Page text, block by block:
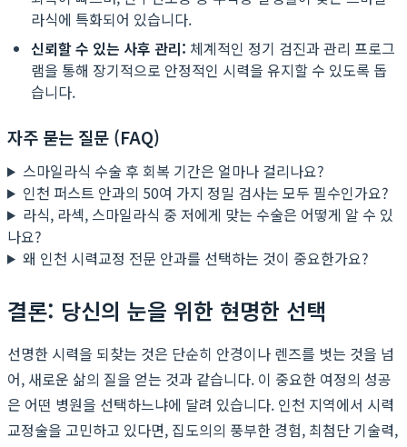
라식에 특화되어 있습니다.
신뢰할 수 있는 사후 관리: 체계적인 정기 검진과 관리 프로그
램을 통해 장기적으로 안정적인 시력을 유지할 수 있도록 돕
습니다.
자주 묻는 질문 (FAQ)
스마일라식 수술 후 회복 기간은 얼마나 걸리나요?
인천 퍼스트 안과의 50여 가지 정밀 검사는 모두 필수인가요?
라식, 라섹, 스마일라식 중 저에게 맞는 수술은 어떻게 알 수 있
나요?
왜 인천 시력교정 전문 안과를 선택하는 것이 중요한가요?
결론: 당신의 눈을 위한 현명한 선택
선명한 시력을 되찾는 것은 단순히 안경이나 렌즈를 벗는 것을 넘
어, 새로운 삶의 질을 얻는 것과 같습니다. 이 중요한 여정의 성공
은 어떤 병원을 선택하느냐에 달려 있습니다. 인천 지역에서 시력
교정술을 고민하고 있다면, 집도의의 풍부한 경험, 최첨단 기술력,